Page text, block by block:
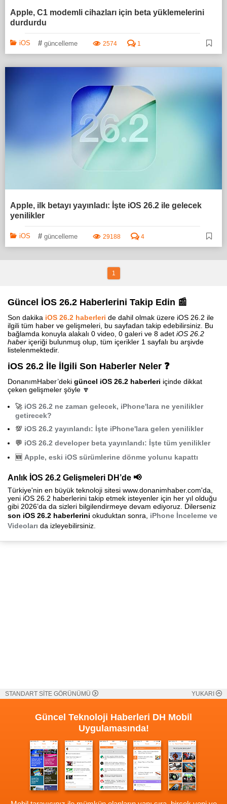
Apple, C1 modemli cihazları için beta yüklemelerini
durdurdu
iOS # güncelleme 2574 1
Apple, ilk betayı yayınladı: İşte iOS 26.2 ile gelecek
yenilikler
iOS # güncelleme 29188 4
1
Güncel İOS 26.2 Haberlerini Takip Edin 📰
Son dakika iOS 26.2 haberleri de dahil olmak üzere iOS 26.2 ile
ilgili tüm haber ve gelişmeleri, bu sayfadan takip edebilirsiniz. Bu
bağlamda konuyla alakalı 0 video, 0 galeri ve 8 adet iOS 26.2
haber içeriği bulunmuş olup, tüm içerikler 1 sayfalı bu arşivde
listelenmektedir.
iOS 26.2 İle İlgili Son Haberler Neler ❓
DonanımHaber’deki güncel iOS 26.2 haberleri içinde dikkat
çeken gelişmeler şöyle 🔽
🚀 iOS 26.2 ne zaman gelecek, iPhone'lara ne yenilikler
getirecek?
💯 iOS 26.2 yayınlandı: İşte iPhone'lara gelen yenilikler
💬 iOS 26.2 developer beta yayınlandı: İşte tüm yenilikler
🆕 Apple, eski iOS sürümlerine dönme yolunu kapattı
Anlık İOS 26.2 Gelişmeleri DH’de 📢
Türkiye'nin en büyük teknoloji sitesi www.donanimhaber.com'da,
yeni iOS 26.2 haberlerini takip etmek isteyenler için her yıl olduğu
gibi 2026’da da sizleri bilgilendirmeye devam ediyoruz. Dilerseniz
son iOS 26.2 haberlerini okuduktan sonra, iPhone İnceleme ve
Videoları da izleyebilirsiniz.
STANDART SİTE GÖRÜNÜMÜ YUKARI
Güncel Teknoloji Haberleri DH Mobil
Uygulamasında!